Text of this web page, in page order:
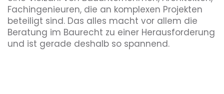
Fachingenieuren, die an komplexen Projekten
beteiligt sind. Das alles macht vor allem die
Beratung im Baurecht zu einer Herausforderung
und ist gerade deshalb so spannend.